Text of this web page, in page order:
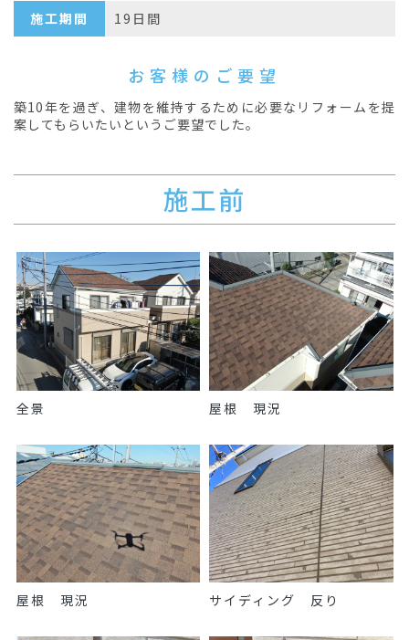
施工期間 19日間
お客様のご要望
築10年を過ぎ、建物を維持するために必要なリフォームを提
案してもらいたいというご要望でした。
施工前
全景 屋根 現況
屋根 現況 サイディング 反り